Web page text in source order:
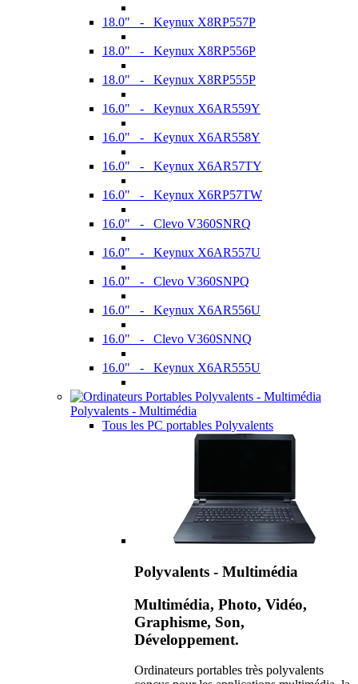
18.0" - Keynux X8RP557P
18.0" - Keynux X8RP556P
18.0" - Keynux X8RP555P
16.0" - Keynux X6AR559Y
16.0" - Keynux X6AR558Y
16.0" - Keynux X6AR57TY
16.0" - Keynux X6RP57TW
16.0" - Clevo V360SNRQ
16.0" - Keynux X6AR557U
16.0" - Clevo V360SNPQ
16.0" - Keynux X6AR556U
16.0" - Clevo V360SNNQ
16.0" - Keynux X6AR555U
Polyvalents - Multimédia
Tous les PC portables Polyvalents
Polyvalents - Multimédia
Multimédia, Photo, Vidéo,
Graphisme, Son,
Développement.
Ordinateurs portables très polyvalents